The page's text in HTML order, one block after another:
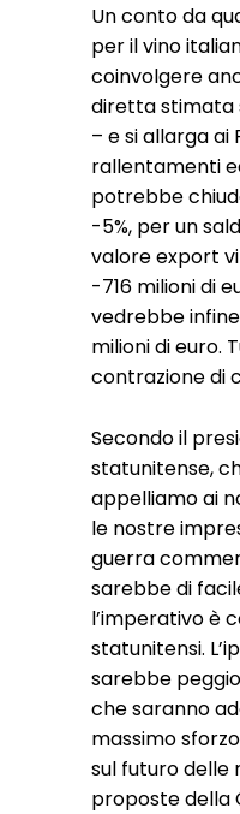
Un conto da
per il vino
coinvolgere
diretta stimata
– e si allarga
rallentamenti
potrebbe
-5%, per un
valore export
-716 milioni di
vedrebbe
milioni di euro.
contrazione di
Secondo il
statunitense,
appelliamo ai
le nostre
guerra
sarebbe di
l’imperativo è
statunitensi.
sarebbe
che saranno
massimo
sul futuro delle
proposte della